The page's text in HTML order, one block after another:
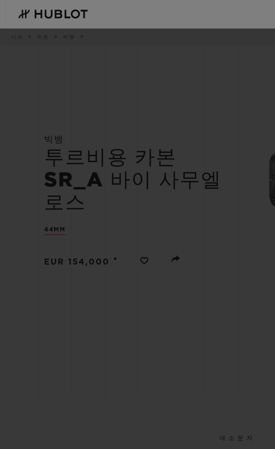
main
content
이시계 빅뱅 빅뱅
빅뱅
투르비용 카본
SR_A 바이 사무엘
로스
44MM
EUR 154,000 •
대소문자